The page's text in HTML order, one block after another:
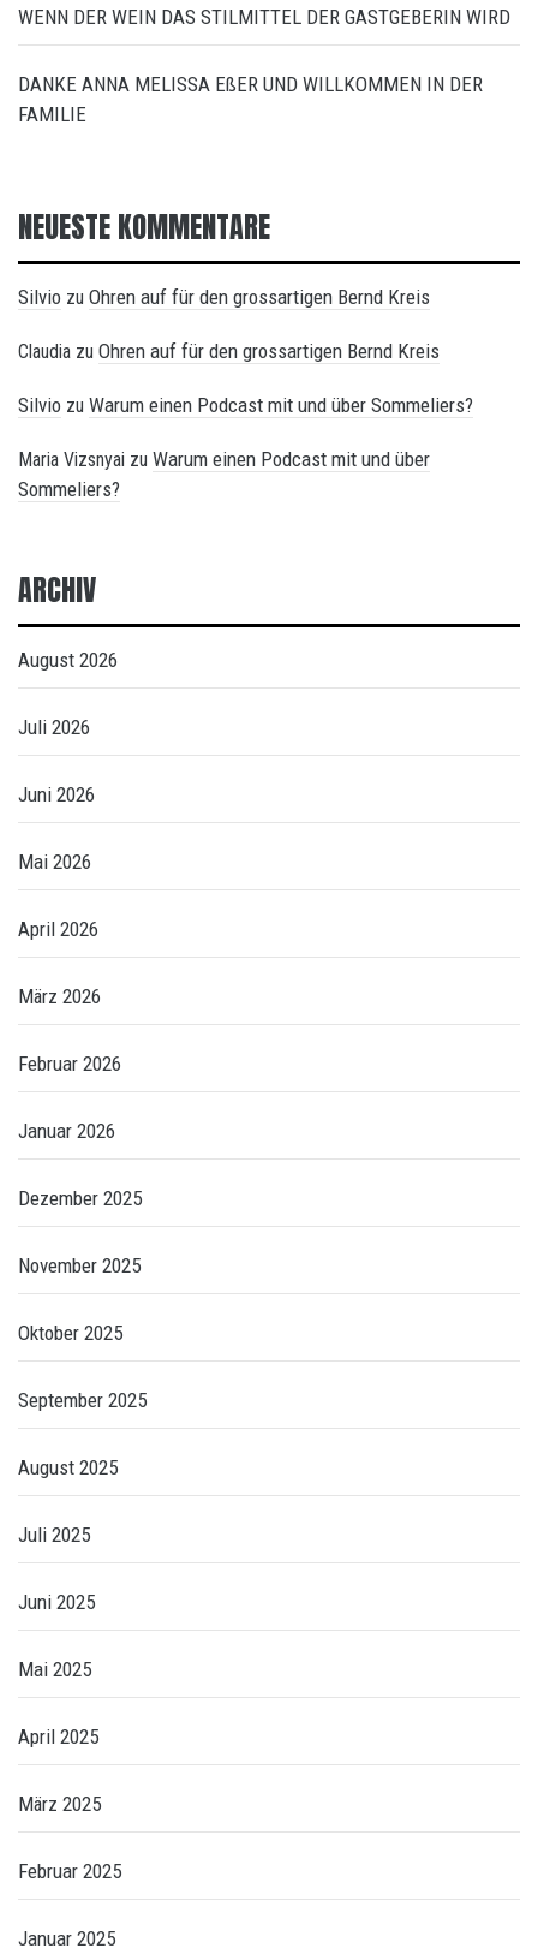
WENN DER WEIN DAS STILMITTEL DER GASTGEBERIN WIRD
DANKE ANNA MELISSA EßER UND WILLKOMMEN IN DER
FAMILIE
NEUESTE KOMMENTARE
Silvio zu Ohren auf für den grossartigen Bernd Kreis
Claudia zu Ohren auf für den grossartigen Bernd Kreis
Silvio zu Warum einen Podcast mit und über Sommeliers?
Maria Vizsnyai zu Warum einen Podcast mit und über
Sommeliers?
ARCHIV
August 2026
Juli 2026
Juni 2026
Mai 2026
April 2026
März 2026
Februar 2026
Januar 2026
Dezember 2025
November 2025
Oktober 2025
September 2025
August 2025
Juli 2025
Juni 2025
Mai 2025
April 2025
März 2025
Februar 2025
Januar 2025